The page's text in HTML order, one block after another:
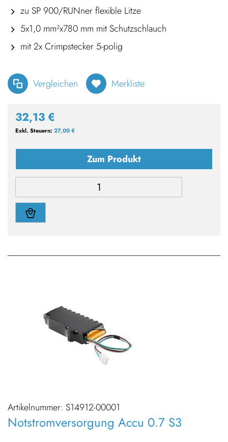
zu SP 900/RUNner flexible Litze
5x1,0 mm²x780 mm mit Schutzschlauch
mit 2x Crimpstecker 5-polig
Vergleichen Merkliste
32,13 €
27,00 €
Zum Produkt
Artikelnummer: S14912-00001
Notstromversorgung Accu 0.7 S3